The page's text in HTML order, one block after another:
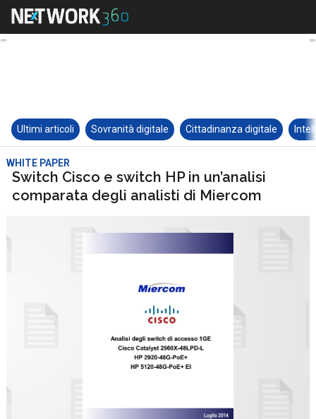
Ultimi articoli Sovranità digitale Cittadinanza digitale
WHITE PAPER
Switch Cisco e switch HP in un’analisi
comparata degli analisti di Miercom